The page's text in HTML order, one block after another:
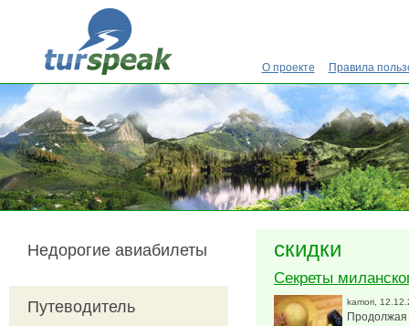
Перейти к основному содержанию
О проекте Правила
скидки
Секреты
kamori ,
Продолжая
Недорогие авиабилеты
Путеводитель